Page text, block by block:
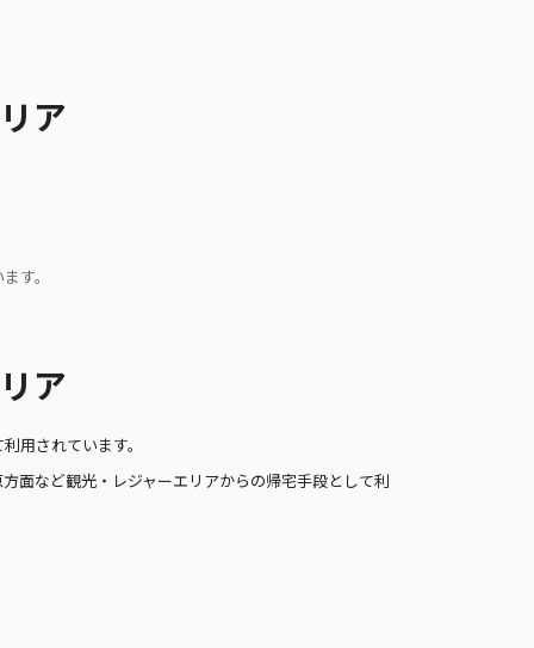
ア
す。
ア
用されています。
面など観光・レジャーエリアからの帰宅手段として利